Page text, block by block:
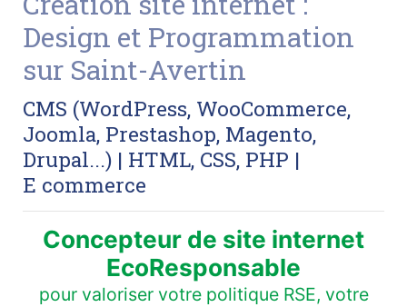
Design et Programmation
sur Saint-Avertin
CMS (WordPress, WooCommerce,
Joomla, Prestashop, Magento,
Drupal...) | HTML, CSS, PHP |
E commerce
Concepteur de site internet
EcoResponsable
pour valoriser votre politique RSE, votre